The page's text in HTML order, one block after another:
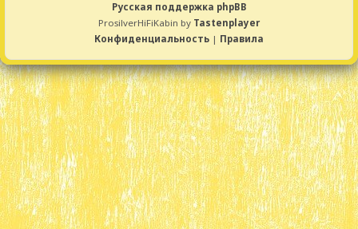
Русская поддержка phpBB
ProsilverHiFiKabin by Tastenplayer
Конфиденциальность | Правила